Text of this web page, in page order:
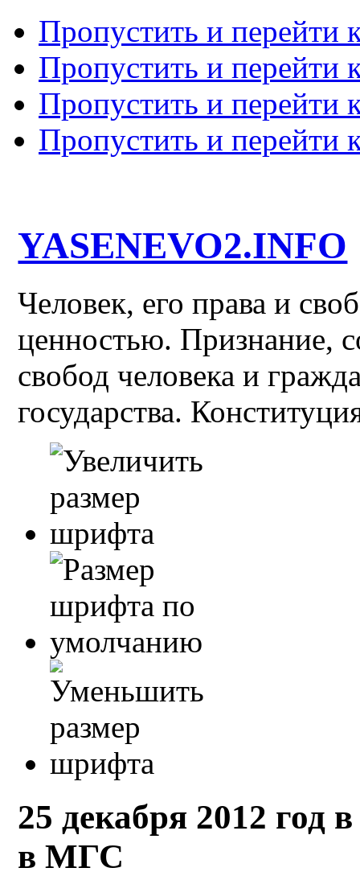
Пропустить и перейти
Пропустить и перейти
Пропустить и перейти
Пропустить и перейти
YASENEVO2.INFO
Человек, его права и
ценностью. Признание,
свобод человека и
государства.
25 декабря 2012 год
в МГС